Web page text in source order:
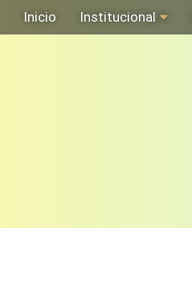
Inicio Institucional